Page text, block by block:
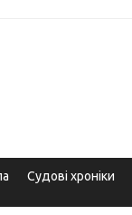
Судові хроніки